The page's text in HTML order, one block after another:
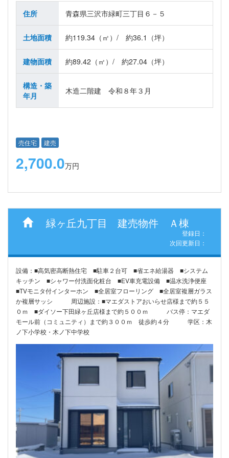
住所 青森県三沢市緑町三丁目６－５
土地面積 約119.34（㎡）/ 約36.1（坪）
建物面積 約89.42（㎡）/ 約27.04（坪）
構造・築
年月
木造二階建 令和８年３月
売住宅 建売
2,700.0万円
緑ヶ丘九丁目 建売物件 Ａ棟
登録日：
次回更新日：
設備：■高気密高断熱住宅 ■駐車２台可 ■省エネ給湯器 ■システム
キッチン ■シャワー付洗面化粧台 ■EV車充電設備 ■温水洗浄便座
■TVモニタ付インターホン ■全居室フローリング ■全居室複層ガラス
か複層サッシ 周辺施設：■マエダストアおいらせ店様まで約５５
０ｍ ■ダイソー下田緑ヶ丘店様まで約５００ｍ バス停：マエダ
モール前（コミュニティ）まで約３００ｍ 徒歩約４分 学区：木
ノ下小学校・木ノ下中学校